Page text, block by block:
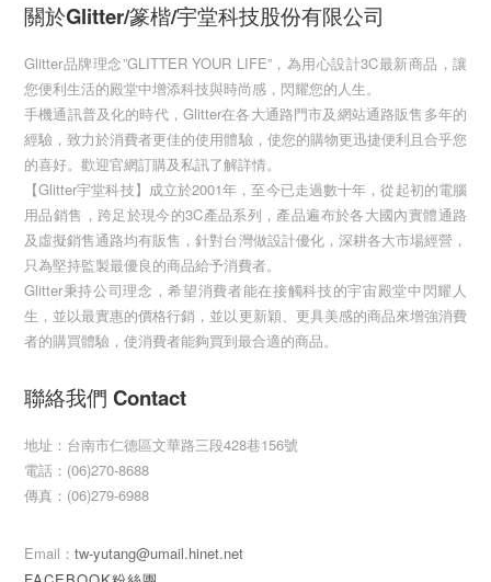
關於Glitter/篆楷/宇堂科技股份有限公司
Glitter品牌理念”GLITTER YOUR LIFE”，為用心設計3C最新商品，讓
您便利生活的殿堂中增添科技與時尚感，閃耀您的人生。
手機通訊普及化的時代，Glitter在各大通路門市及網站通路販售多年的
經驗，致力於消費者更佳的使用體驗，使您的購物更迅捷便利且合乎您
的喜好。歡迎官網訂購及私訊了解詳情。
【Glitter宇堂科技】成立於2001年，至今已走過數十年，從起初的電腦
用品銷售，跨足於現今的3C產品系列，產品遍布於各大國內實體通路
及虛擬銷售通路均有販售，針對台灣做設計優化，深耕各大市場經營，
只為堅持監製最優良的商品給予消費者。
Glitter秉持公司理念，希望消費者能在接觸科技的宇宙殿堂中閃耀人
生，並以最實惠的價格行銷，並以更新穎、更具美感的商品來增強消費
者的購買體驗，使消費者能夠買到最合適的商品。
聯絡我們 Contact
地址：台南市仁德區文華路三段428巷156號
電話：(06)270-8688
傳真：(06)279-6988
Email： tw-yutang@umail.hinet.net